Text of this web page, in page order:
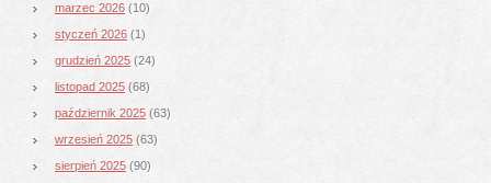
marzec 2026 (10)
styczeń 2026 (1)
grudzień 2025 (24)
listopad 2025 (68)
październik 2025 (63)
wrzesień 2025 (63)
sierpień 2025 (90)